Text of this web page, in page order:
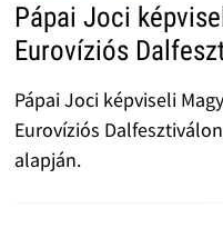
Pápai Joci
Eurovíziós
Pápai Joci képviseli
Eurovíziós
alapján.